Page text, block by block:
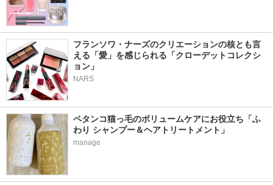
フランソワ・ナーズのクリエーションの核とも言
える「愛」を感じられる「クローデットコレクシ
ョン」
NARS
ペタンコ猫っ毛のボリュームケアにお役立ち「ふ
わり シャンプー＆ヘアトリートメント」
manage